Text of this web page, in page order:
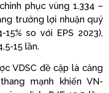
phục vùng 1.334 –
trưởng lợi nhuận quý
so với EPS 2023),
15 lần.
VDSC đề cập là căng
mạnh khiến VN-